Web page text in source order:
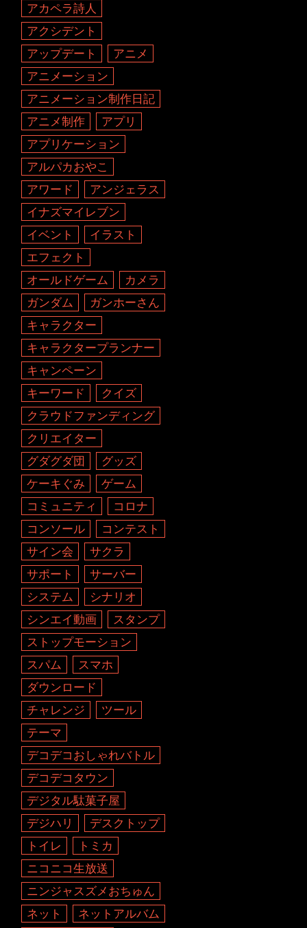
アカペラ詩人
アクシデント
アップデート
アニメ
アニメーション
アニメーション制作日記
アニメ制作
アプリ
アプリケーション
アルパカおやこ
アワード
アンジェラス
イナズマイレブン
イベント
イラスト
エフェクト
オールドゲーム
カメラ
ガンダム
ガンホーさん
キャラクター
キャラクタープランナー
キャンペーン
キーワード
クイズ
クラウドファンディング
クリエイター
グダグダ団
グッズ
ケーキぐみ
ゲーム
コミュニティ
コロナ
コンソール
コンテスト
サイン会
サクラ
サポート
サーバー
システム
シナリオ
シンエイ動画
スタンプ
ストップモーション
スパム
スマホ
ダウンロード
チャレンジ
ツール
テーマ
デコデコおしゃれバトル
デコデコタウン
デジタル駄菓子屋
デジハリ
デスクトップ
トイレ
トミカ
ニコニコ生放送
ニンジャスズメおちゅん
ネット
ネットアルバム